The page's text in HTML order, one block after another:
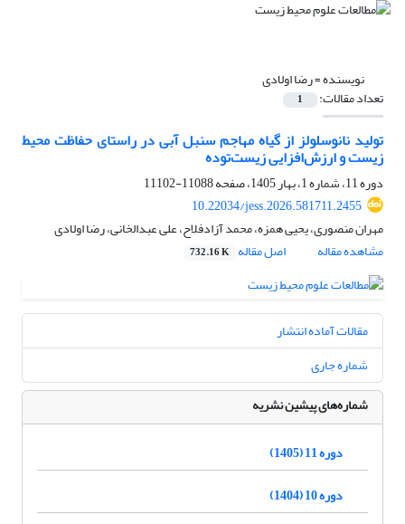
نویسنده =رضا اولادی
تعداد مقالات: 1
تولید نانوسلولز از گیاه مهاجم سنبل آبی در راستای حفاظت محیط
زیست و ارزش‌افزایی زیست‌توده
دوره 11، شماره 1، بهار 1405، صفحه
11088-11102
10.22034/jess.2026.581711.2455
مهران منصوری، یحیی همزه، محمد آزادفلاح، علی عبدالخانی، رضا اولادی
مشاهده مقاله
اصل مقاله 732.16 K
مقالات آماده انتشار
شماره جاری
شماره‌های پیشین نشریه
دوره 11 (1405)
دوره 10 (1404)